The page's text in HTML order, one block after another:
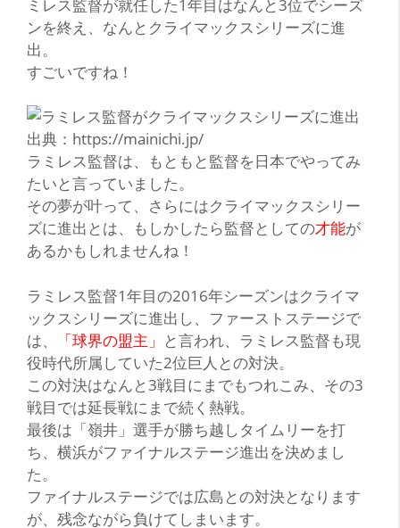
ミレス監督が就任した1年目はなんと3位でシーズ
ンを終え、なんとクライマックスシリーズに進
出。
すごいですね！
出典：https://mainichi.jp/
ラミレス監督は、もともと監督を日本でやってみ
たいと言っていました。
その夢が叶って、さらにはクライマックスシリー
ズに進出とは、もしかしたら監督としての才能が
あるかもしれませんね！
ラミレス監督1年目の2016年シーズンはクライマ
ックスシリーズに進出し、ファーストステージで
は、
「球界の盟主」 と言われ、ラミレス監督も現
役時代所属していた2位巨人との対決。
この対決はなんと3戦目にまでもつれこみ、その3
戦目では延長戦にまで続く熱戦。
最後は 「嶺井」 選手が勝ち越しタイムリーを打
ち、横浜がファイナルステージ進出を決めまし
た。
ファイナルステージでは広島との対決となります
が、残念ながら負けてしまいます。